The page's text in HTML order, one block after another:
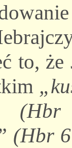
to, że
(Hbr